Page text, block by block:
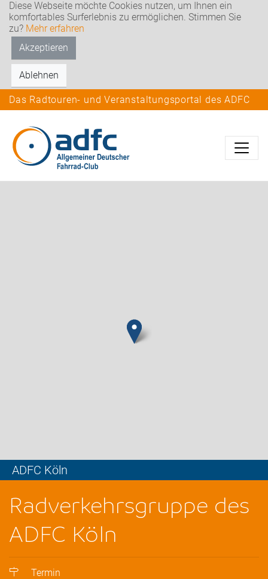
Diese Webseite möchte Cookies nutzen, um Ihnen ein
komfortables Surferlebnis zu ermöglichen. Stimmen Sie
zu? Mehr erfahren
Akzeptieren
Ablehnen
Das Radtouren- und Veranstaltungsportal des ADFC
ADFC Köln
Radverkehrsgruppe des
ADFC Köln
Termin